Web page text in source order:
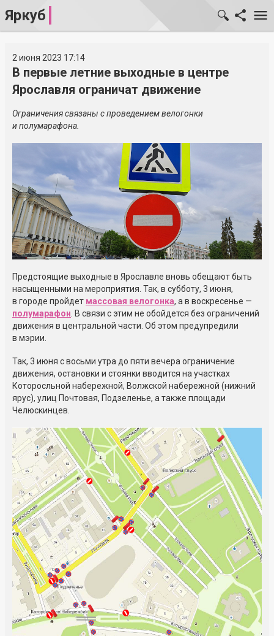
Яркуб
2 июня 2023 17:14
В первые летние выходные в центре
Ярославля ограничат движение
Ограничения связаны с проведением велогонки
и полумарафона.
Предстоящие выходные в Ярославле вновь обещают быть
насыщенными на мероприятия. Так, в субботу, 3 июня,
в городе пройдет массовая велогонка, а в воскресенье —
полумарафон. В связи с этим не обойдется без ограничений
движения в центральной части. Об этом предупредили
в мэрии.
Так, 3 июня с восьми утра до пяти вечера ограничение
движения, остановки и стоянки вводится на участках
Которосльной набережной, Волжской набережной (нижний
ярус), улиц Почтовая, Подзеленье, а также площади
Челюскинцев.